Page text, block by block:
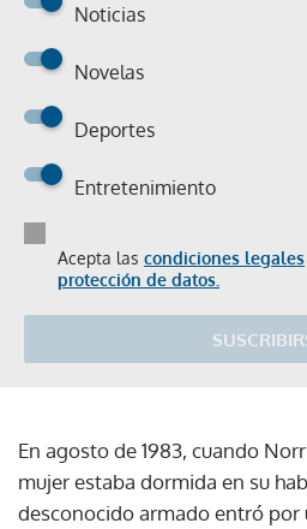
Noticias
Novelas
Deportes
Entretenimiento
Acepta las condiciones legales
protección de datos.
En agosto de 1983, cuando
mujer estaba dormida en su
desconocido armado entró por